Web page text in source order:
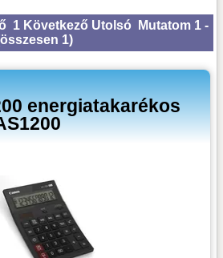
1 Következő Utolsó Mutatom 1 -
összesen 1)
energiatakarékos